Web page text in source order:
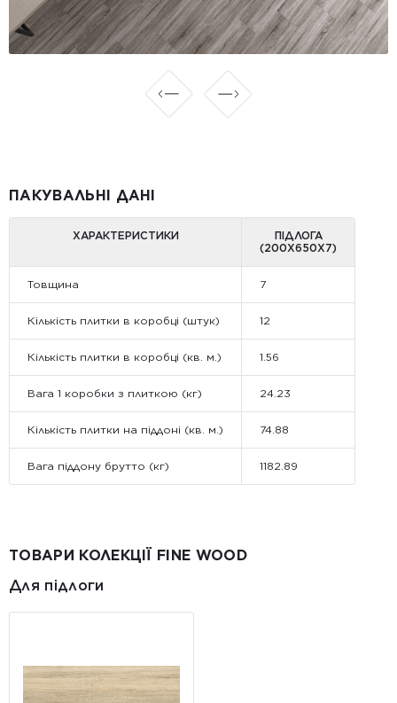
ПАКУВАЛЬНІ ДАНІ
ХАРАКТЕРИСТИКИ
ПІДЛОГА
(200Х650X7)
Товщина 7
Кількість плитки в коробці (штук) 12
Кількість плитки в коробці (кв. м.) 1.56
Вага 1 коробки з плиткою (кг) 24.23
Кількість плитки на піддоні (кв. м.) 74.88
Вага піддону брутто (кг) 1182.89
ТОВАРИ КОЛЕКЦІЇ FINE WOOD
Для підлоги